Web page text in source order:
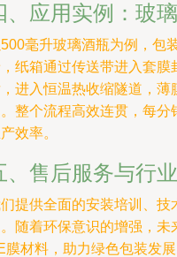
、应用实例：玻
毫升玻璃酒瓶为例，包
纸箱通过传送带进入套
进入恒温热收缩隧道，
整个流程高效连贯，每
效率。
、售后服务与行
提供全面的安装培训、
随着环保意识的增强，
膜材料，助力绿色包装发展